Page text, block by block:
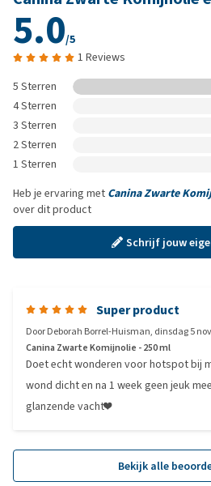
5.0/5
1 Reviews
5 Sterren
4 Sterren
3 Sterren
2 Sterren
1 Sterren
Heb je ervaring met Canina Zwarte
over dit product
Schrijf jouw
Super product
DoorDeborah Borrel-Huisman, dinsdag 5
Canina Zwarte Komijnolie - 250 ml
Doet echt wonderen voor hotspot bij
wond dicht en na 1 week geen jeuk
glanzende vacht❤️
Bekijk alle